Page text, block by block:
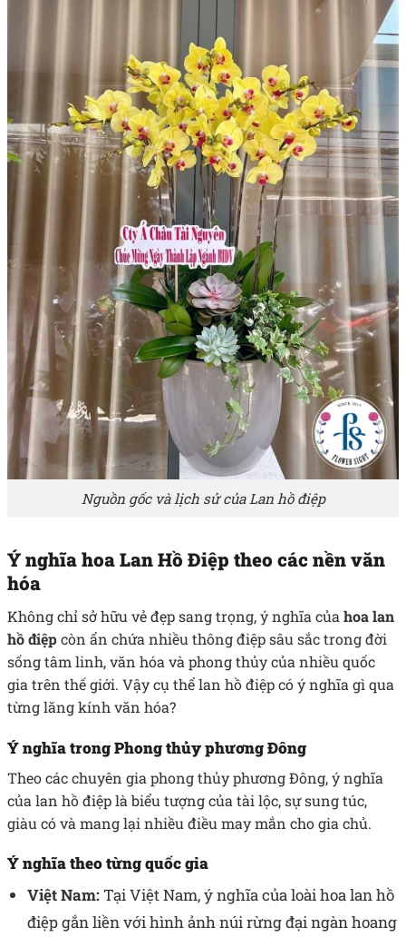
Nguồn gốc và lịch sử của Lan hồ điệp
Ý nghĩa hoa Lan Hồ Điệp theo các nền văn
hóa
Không chỉ sở hữu vẻ đẹp sang trọng, ý nghĩa củahoa lan
hồ điệpcòn ẩn chứa nhiều thông điệp sâu sắc trong đời
sống tâm linh, văn hóa và phong thủy của nhiều quốc
gia trên thế giới. Vậy cụ thể lan hồ điệp có ý nghĩa gì qua
từng lăng kính văn hóa?
Ý nghĩa trong Phong thủy phương Đông
Theo các chuyên gia phong thủy phương Đông, ý nghĩa
của lan hồ điệp là biểu tượng của tài lộc, sự sung túc,
giàu có và mang lại nhiều điều may mắn cho gia chủ.
Ý nghĩa theo từng quốc gia
Việt Nam:Tại Việt Nam, ý nghĩa của loài hoa lan hồ
điệp gắn liền với hình ảnh núi rừng đại ngàn hoang